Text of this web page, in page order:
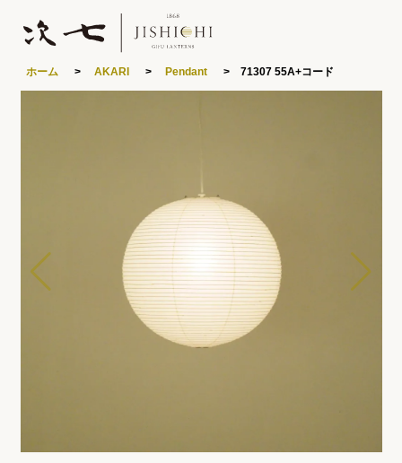
あかりや次七について
ホーム > AKARI > Pendant > 71307 55A+コード